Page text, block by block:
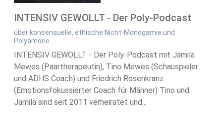
INTENSIV GEWOLLT - Der Poly-Podcast
über konsensuelle, ethische Nicht-Monogamie und
Polyamorie
INTENSIV GEWOLLT - Der Poly-Podcast mit Jamila
Mewes (Paartherapeutin), Tino Mewes (Schauspieler
und ADHS Coach) und Friedrich Rosenkranz
(Emotionsfokussierter Coach für Männer) Tino und
Jamila sind seit 2011 verheiratet und...